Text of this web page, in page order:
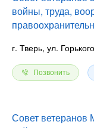
войны, труда,
г. Тверь, ул.
Позвонить
Совет ветеранов